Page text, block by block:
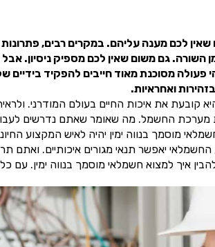
שאין לכם מענה עליהם. במקרים רבים,
גם משום שאין לכם מספיק ניסיון.
מסוכנת מאוד חייבים להפקיד בידיים
ואחראיות.
את איכות החיים בעולם המודרני.
מערכת החשמל. מה שאומר שאתם נדרשים
מוסמך בנווה ימין יהיה לאיש המקצוע
יאפשר תנאי מגורים איכותיים. ואתם
איך למצוא חשמלאי מוסמך בנווה ימין. עם כל